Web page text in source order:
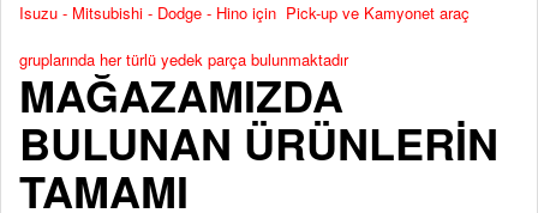
Isuzu - Mitsubishi - Dodge - Hino için Pick-up ve Kamyonet araç
gruplarında her türlü yedek parça bulunmaktadır
MAĞAZAMIZDA
BULUNAN ÜRÜNLERİN
TAMAMI